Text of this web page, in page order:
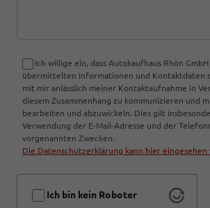
Ich willige ein, dass Autokaufhaus Rhön
übermittelten Informationen und Kontaktdaten
mit mir anlässlich meiner Kontaktaufnahme in
diesem Zusammenhang zu kommunizieren und
bearbeiten und abzuwickeln. Dies gilt
Verwendung der E-Mail-Adresse und der
vorgenannten Zwecken.
Die Datenschutzerklärung kann hier eingesehen
Ich bin kein Roboter